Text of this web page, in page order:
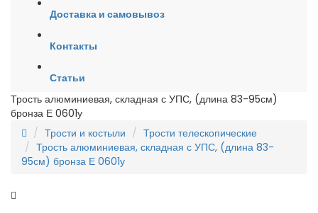
Доставка и самовывоз
Контакты
Статьи
Трость алюминиевая, складная с УПС, (длина 83-95см)
бронза Е 0601у
Трости и костыли
Трости телескопические
Трость алюминиевая, складная с УПС, (длина 83-
95см) бронза Е 0601у